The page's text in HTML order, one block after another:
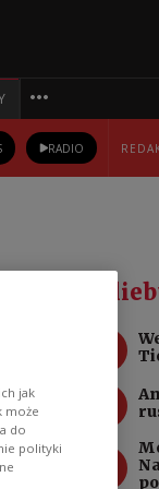
RADIO
jak
może
do
polityki